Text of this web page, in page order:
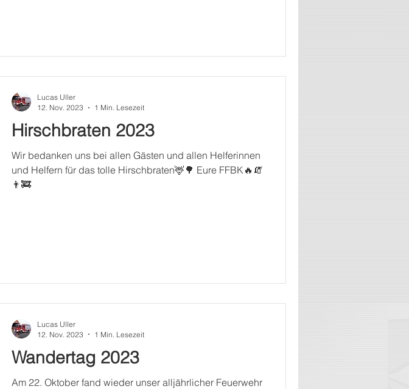
Hirschbraten 2023
Wir bedanken uns bei allen Gästen und allen Helferinnen
und Helfern für das tolle Hirschbraten🦌🌳 Eure FFBK🔥🧯
👨‍🚒
Lucas Uller
12. Nov. 2023
1 Min. Lesezeit
Wandertag 2023
Am 22. Oktober fand wieder unser alljährlicher Feuerwehr
Lucas Uller
12. Nov. 2023
1 Min. Lesezeit